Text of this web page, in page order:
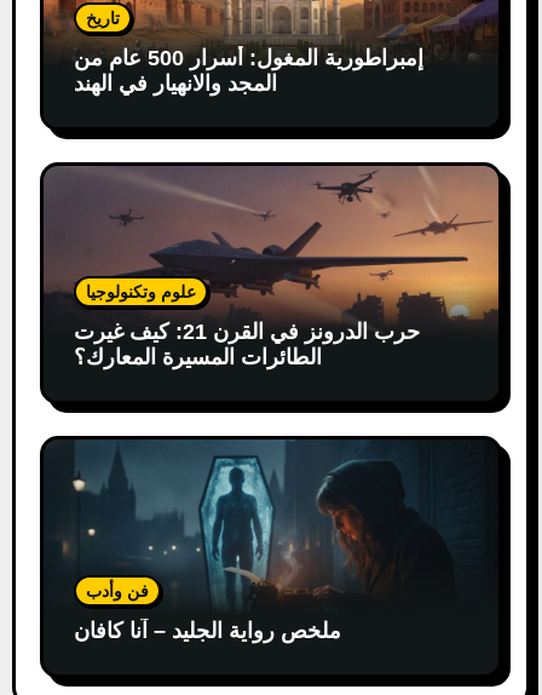
تاريخ
إمبراطورية المغول: أسرار 500 عام من
المجد والانهيار في الهند
علوم وتكنولوجيا
حرب الدرونز في القرن 21: كيف غيرت
الطائرات المسيرة المعارك؟
فن وأدب
ملخص رواية الجليد – آنا كافان